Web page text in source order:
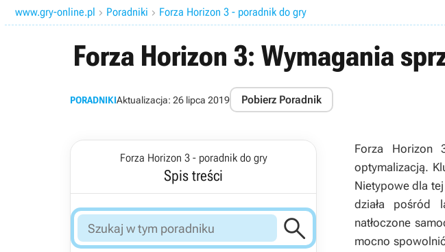
www.gry-online.pl  Poradniki  Forza Horizon 3 - poradnik do gry
Forza Horizon 3: Wymagania
PORADNIKIAktualizacja: 26 lipca 2019 Pobierz Poradnik
Forza Horizon 3 - poradnik do gry
Spis treści

Forza Horizon
optymalizacją.
Nietypowe dla
działa pośród
natłoczone
mocno